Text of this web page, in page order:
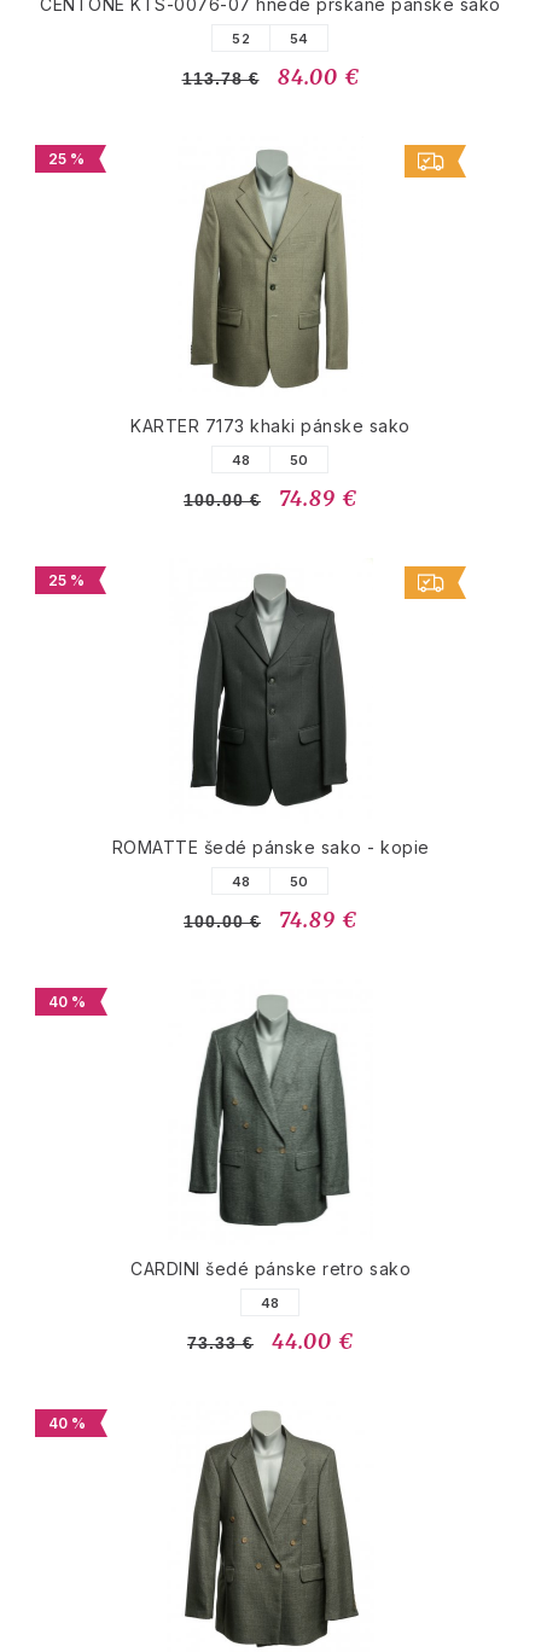
CENTONE KTS-0076-07 hnedé prskané pánske sako
52 54
113.78 € 84.00 €
25 %
KARTER 7173 khaki pánske sako
48 50
100.00 € 74.89 €
25 %
ROMATTE šedé pánske sako - kopie
48 50
100.00 € 74.89 €
40 %
CARDINI šedé pánske retro sako
48
73.33 € 44.00 €
40 %